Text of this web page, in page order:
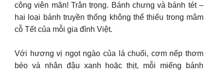
công viên mãn! Trân trọng. Bánh chưng và bánh tét –
hai loại bánh truyền thống không thể thiếu trong mâm
cỗ Tết của mỗi gia đình Việt.
Với hương vị ngọt ngào của lá chuối, cơm nếp thơm
béo và nhân đậu xanh hoặc thịt, mỗi miếng bánh